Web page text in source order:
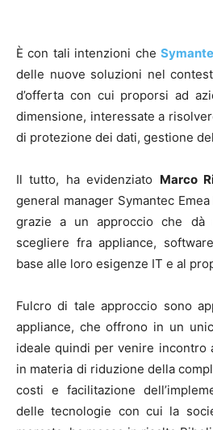
È con tali intenzioni che
delle nuove soluzioni nel
d’offerta con cui proporsi ad
dimensione, interessate a
di protezione dei dati, gestione
Il tutto, ha evidenziato Marco
general manager Symantec
grazie a un approccio che dà
scegliere fra appliance,
base alle loro esigenze IT e al
Fulcro di tale approccio sono
appliance, che offrono in un
ideale quindi per venire incontro
in materia di riduzione della
costi e facilitazione
delle tecnologie con cui la